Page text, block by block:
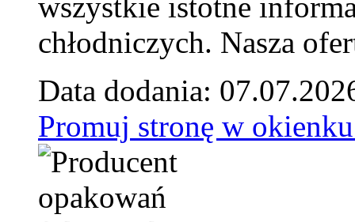
wszystkie istotne
chłodniczych. Nasza
Data dodania:
Promuj stronę w